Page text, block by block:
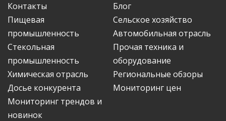
Контакты
Блог
Пищевая
промышленность
Сельское хозяйство
Автомобильная отрасль
Стекольная
промышленность
Прочая техника и
оборудование
Химическая отрасль
Региональные обзоры
Досье конкурента
Мониторинг цен
Мониторинг трендов и
новинок